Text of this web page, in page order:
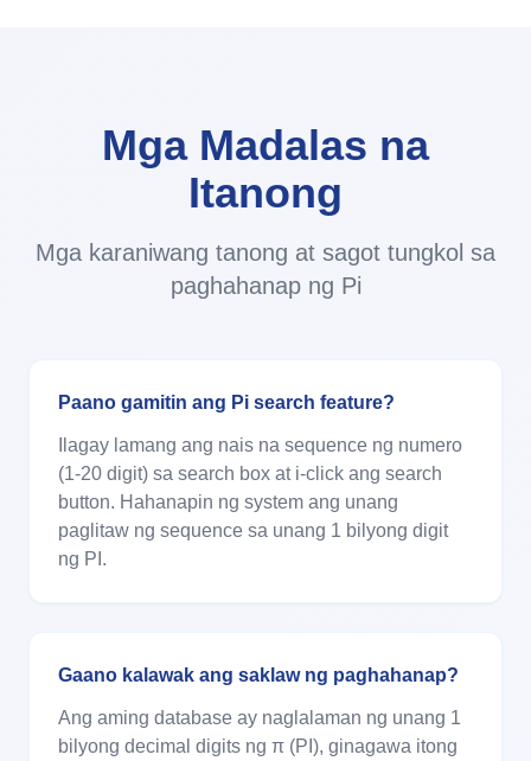
Mga Madalas na
Itanong
Mga karaniwang tanong at sagot tungkol sa
paghahanap ng Pi
Paano gamitin ang Pi search feature?
Ilagay lamang ang nais na sequence ng numero
(1-20 digit) sa search box at i-click ang search
button. Hahanapin ng system ang unang
paglitaw ng sequence sa unang 1 bilyong digit
ng PI.
Gaano kalawak ang saklaw ng paghahanap?
Ang aming database ay naglalaman ng unang 1
bilyong decimal digits ng π (PI), ginagawa itong